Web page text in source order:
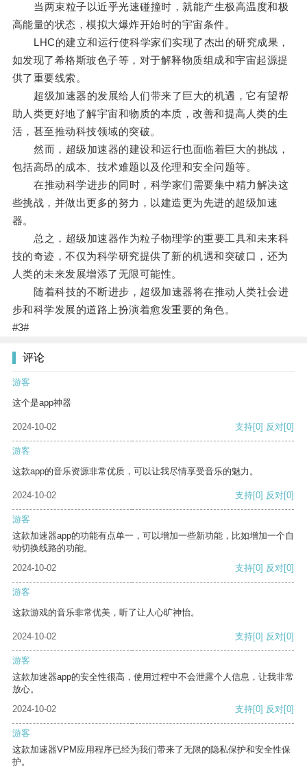
当两束粒子以近乎光速碰撞时，就能产生极高温度和极
高能量的状态，模拟大爆炸开始时的宇宙条件。
LHC的建立和运行使科学家们实现了杰出的研究成果，
如发现了希格斯玻色子等，对于解释物质组成和宇宙起源提
供了重要线索。
超级加速器的发展给人们带来了巨大的机遇，它有望帮
助人类更好地了解宇宙和物质的本质，改善和提高人类的生
活，甚至推动科技领域的突破。
然而，超级加速器的建设和运行也面临着巨大的挑战，
包括高昂的成本、技术难题以及伦理和安全问题等。
在推动科学进步的同时，科学家们需要集中精力解决这
些挑战，并做出更多的努力，以建造更为先进的超级加速
器。
总之，超级加速器作为粒子物理学的重要工具和未来科
技的奇迹，不仅为科学研究提供了新的机遇和突破口，还为
人类的未来发展增添了无限可能性。
随着科技的不断进步，超级加速器将在推动人类社会进
步和科学发展的道路上扮演着愈发重要的角色。
#3#
评论
游客
这个是app神器
2024-10-02 支持[0] 反对[0]
游客
这款app的音乐资源非常优质，可以让我尽情享受音乐的魅力。
2024-10-02 支持[0] 反对[0]
游客
这款加速器app的功能有点单一，可以增加一些新功能，比如增加一个自
动切换线路的功能。
2024-10-02
支持[0] 反对[0]
游客
这款游戏的音乐非常优美，听了让人心旷神怡。
2024-10-02 支持[0] 反对[0]
游客
这款加速器app的安全性很高，使用过程中不会泄露个人信息，让我非常
放心。
2024-10-02
支持[0] 反对[0]
游客
这款加速器VPM应用程序已经为我们带来了无限的隐私保护和安全性保
护。